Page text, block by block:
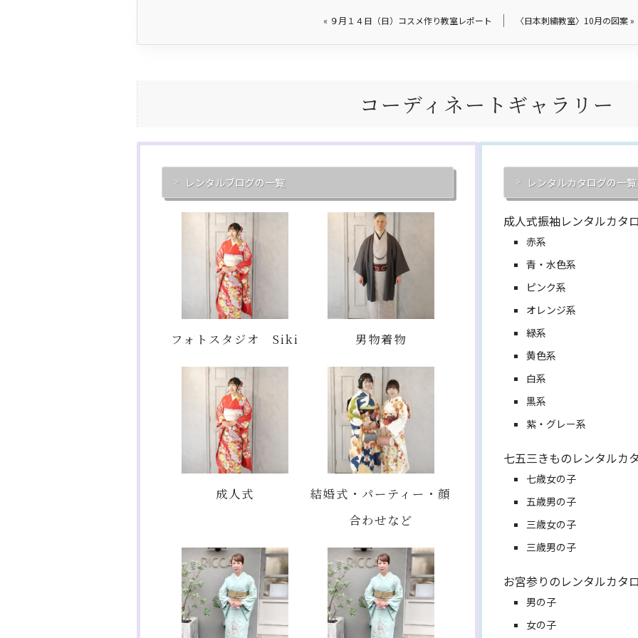
« ９月１４日（日）コスメ作り教室レポート 〈日本刺繍教室〉10月の図案»
コーディネートギャラリー
レンタルブログの一覧
フォトスタジオ Siki 男物着物
成人式
結婚式・パーティー・顔
合わせなど
レンタルカタログの一覧
成人式振袖レンタルカタ
赤系
青・水色系
ピンク系
オレンジ系
緑系
黄色系
白系
黒系
紫・グレー系
七五三きものレンタルカ
七歳女の子
五歳男の子
三歳女の子
三歳男の子
お宮参りのレンタルカタ
男の子
女の子